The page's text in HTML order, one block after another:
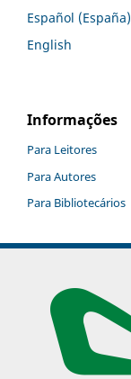
Español (España)
English
Informações
Para Leitores
Para Autores
Para Bibliotecários